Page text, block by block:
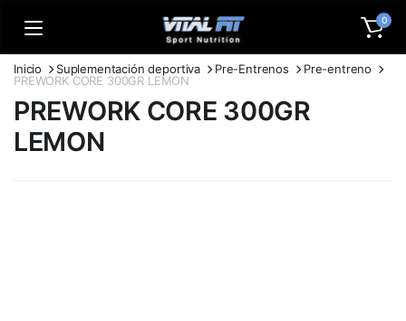
0
Inicio Suplementación deportiva Pre-Entrenos
Pre-entreno
PREWORK CORE 300GR LEMON
PREWORK CORE 300GR
LEMON